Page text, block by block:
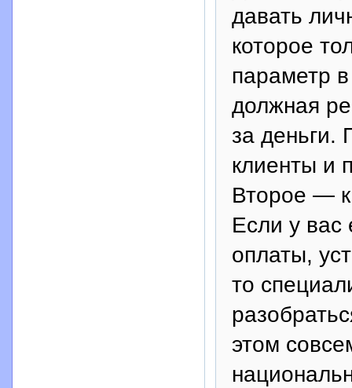
давать
которое
параметр
должная
за деньги.
клиенты и
Второе —
Если у вас
оплаты,
то
этом